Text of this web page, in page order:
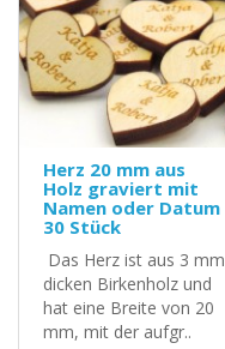
Herz 20 mm aus
Holz graviert mit
Namen oder Datum
30 Stück
Das Herz ist aus 3 mm
dicken Birkenholz und
hat eine Breite von 20
mm, mit der aufgr..